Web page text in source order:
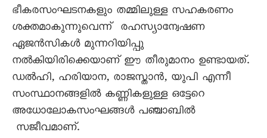
ഭീകരസംഘടനകളും തമ്മിലുള്ള സഹകരണം
ശക്തമാകുന്നുവെന്ന് രഹസ്യാന്വേഷണ
ഏജന്‍സികള്‍ മുന്നറിയിപ്പു
നല്‍കിയിരിക്കെയാണ് ഈ തീരുമാനം ഉണ്ടായത്.
ഡല്‍ഹി, ഹരിയാന, രാജസ്താന്‍, യുപി എന്നീ
സംസ്ഥാനങ്ങളില്‍ കണ്ണികളുള്ള ഒട്ടേറെ
അധോലോകസംഘങ്ങള്‍ പഞ്ചാബില്‍
സജീവമാണ്.